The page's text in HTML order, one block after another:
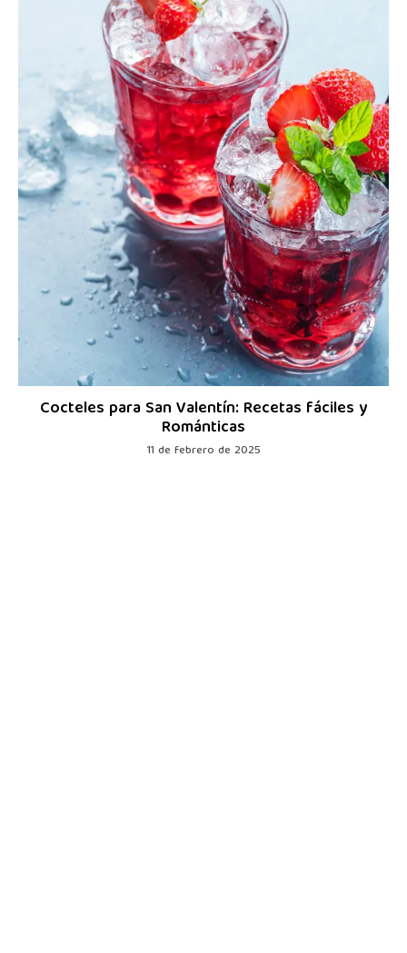
Cocteles para San Valentín: Recetas fáciles y
Románticas
11 de febrero de 2025